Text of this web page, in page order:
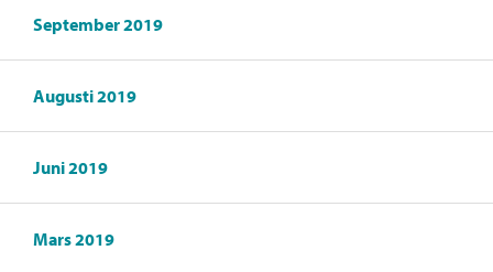
September 2019
Augusti 2019
Juni 2019
Mars 2019